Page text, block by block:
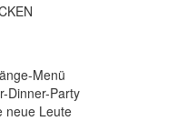
Menü
Dinner-Party
neue Leute